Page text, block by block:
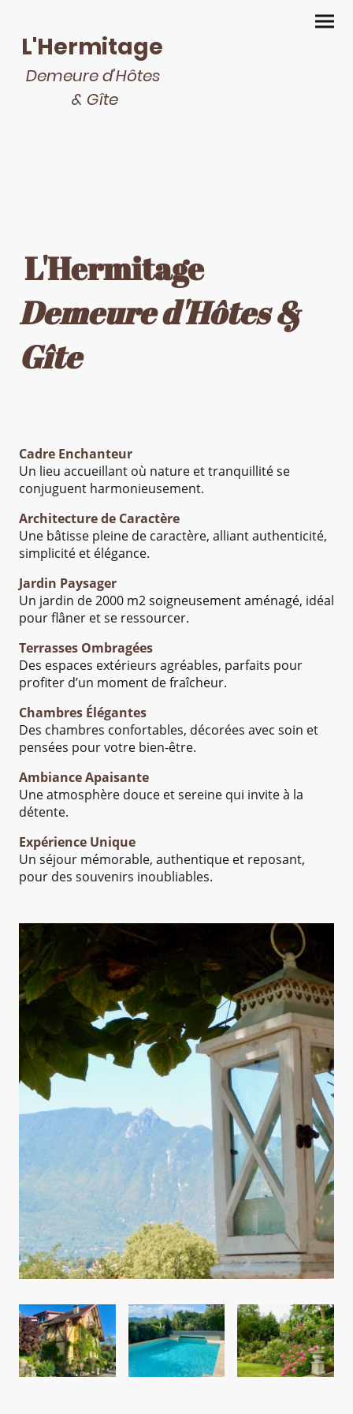
L'Hermitage
Demeure d’Hôtes
& Gîte
L'Hermitage
Demeure d'Hôtes &
Gîte
Cadre Enchanteur
Un lieu accueillant où nature et tranquillité se
conjuguent harmonieusement.
Architecture de Caractère
Une bâtisse pleine de caractère, alliant authenticité,
simplicité et élégance.
Jardin Paysager
Un jardin de 2000 m2 soigneusement aménagé, idéal
pour flâner et se ressourcer.
Terrasses Ombragées
Des espaces extérieurs agréables, parfaits pour
profiter d’un moment de fraîcheur.
Chambres Élégantes
Des chambres confortables, décorées avec soin et
pensées pour votre bien-être.
Ambiance Apaisante
Une atmosphère douce et sereine qui invite à la
détente.
Expérience Unique
Un séjour mémorable, authentique et reposant,
pour des souvenirs inoubliables.